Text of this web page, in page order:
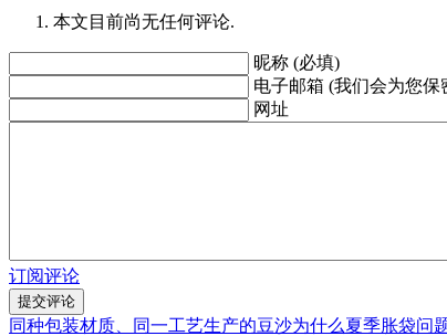
本文目前尚无任何评论.
昵称 (必填)
电子邮箱 (我们会为您保
网址
订阅评论
同种包装材质、同一工艺生产的豆沙为什么夏季胀袋问